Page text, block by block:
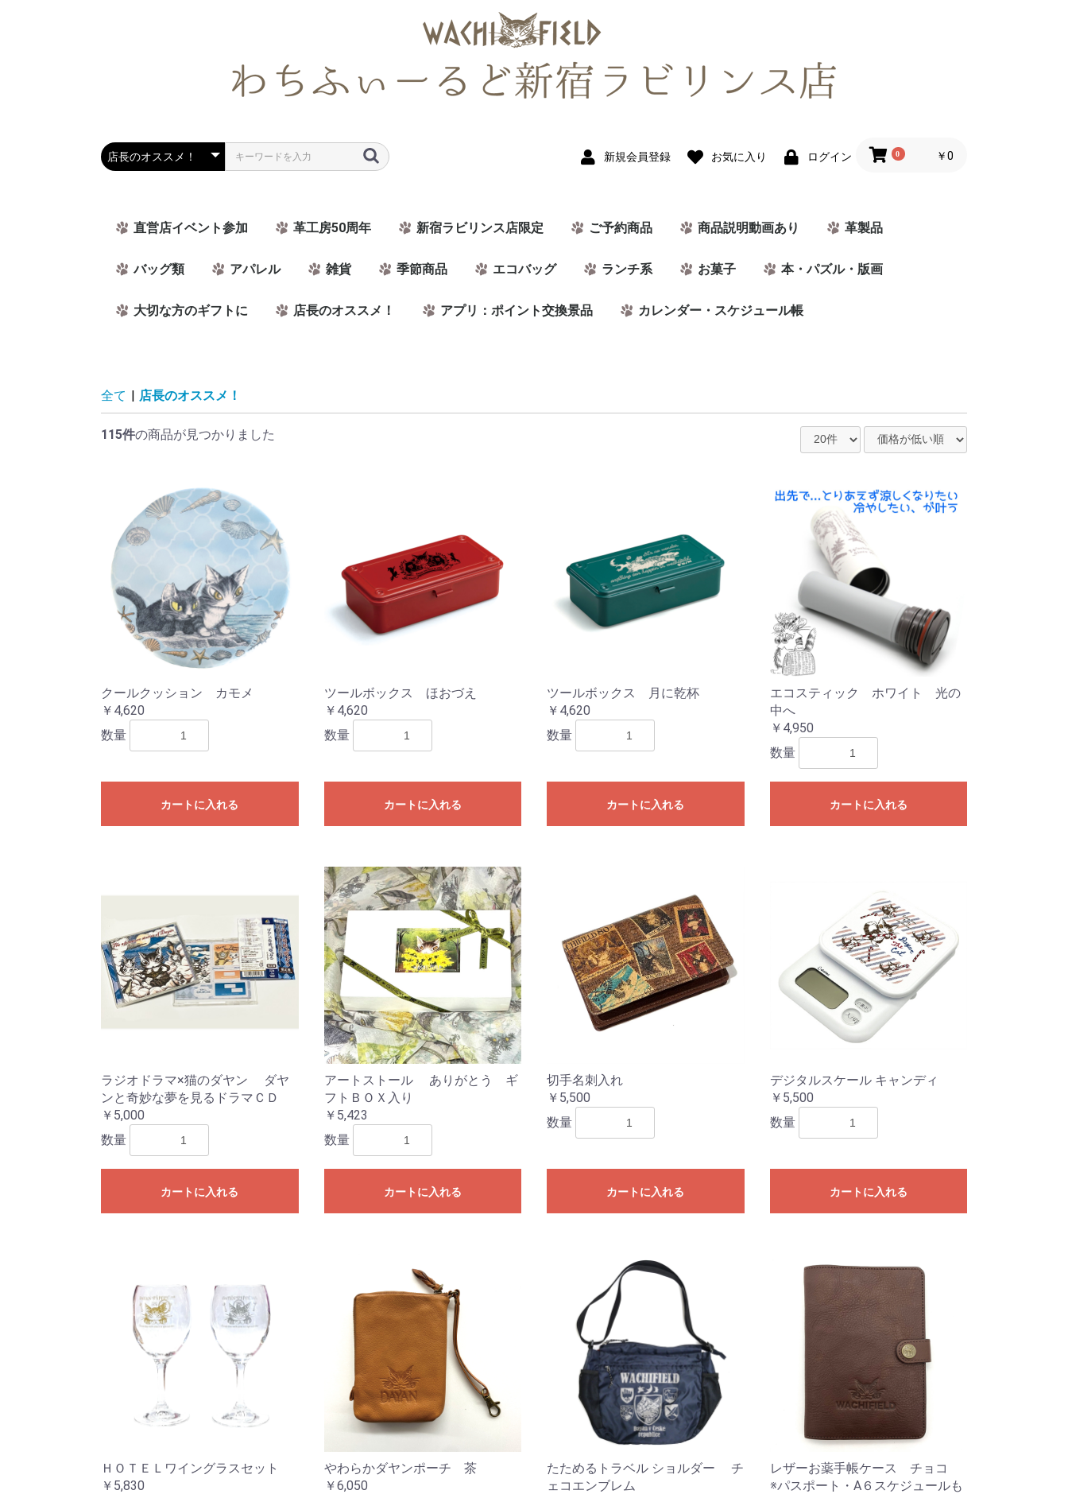
新規会員登録 お気に入り ログイン 0 ￥0
直営店イベント参加 革工房50周年 新宿ラビリンス店限定 ご予約商品 商品説明動画あり 革製品
バッグ類 アパレル 雑貨 季節商品 エコバッグ ランチ系 お菓子 本・パズル・版画
大切な方のギフトに 店長のオススメ！ アプリ：ポイント交換景品 カレンダー・スケジュール帳
全て | 店長のオススメ！
115件の商品が見つかりました
クールクッション カモメ
￥4,620
数量
カートに入れる
ツールボックス ほおづえ
￥4,620
数量
カートに入れる
ツールボックス 月に乾杯
￥4,620
数量
カートに入れる
エコスティック ホワイト 光の
中へ
￥4,950
数量
カートに入れる
ラジオドラマ×猫のダヤン ダヤ
ンと奇妙な夢を見るドラマＣＤ
￥5,000
数量
カートに入れる
アートストール ありがとう ギ
フトＢＯＸ入り
￥5,423
数量
カートに入れる
切手名刺入れ
￥5,500
数量
カートに入れる
デジタルスケール キャンディ
￥5,500
数量
カートに入れる
ＨＯＴＥＬワイングラスセット
￥5,830
やわらかダヤンポーチ 茶
￥6,050
たためるトラベル ショルダー チ
ェコエンブレム
レザーお薬手帳ケース チョコ
※パスポート・A６スケジュールも